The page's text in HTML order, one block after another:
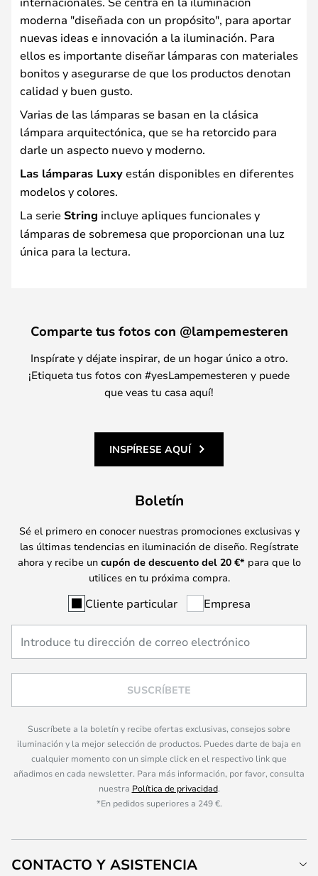
moderna "diseñada con un propósito", para aportar
nuevas ideas e innovación a la iluminación. Para
ellos es importante diseñar lámparas con materiales
bonitos y asegurarse de que los productos denotan
calidad y buen gusto.
Varias de las lámparas se basan en la clásica
lámpara arquitectónica, que se ha retorcido para
darle un aspecto nuevo y moderno.
Las lámparas Luxyestán disponibles en diferentes
modelos y colores.
La serie String incluye apliques funcionales y
lámparas de sobremesa que proporcionan una luz
única para la lectura.
Comparte tus fotos con @lampemesteren
Inspírate y déjate inspirar, de un hogar único a otro.
¡Etiqueta tus fotos con #yesLampemesteren y puede
que veas tu casa aquí!
INSPÍRESE AQUÍ
Boletín
Sé el primero en conocer nuestras promociones exclusivas y
las últimas tendencias en iluminación de diseño. Regístrate
ahora y recibe un cupón de descuento del 20 €* para que lo
utilices en tu próxima compra.
Cliente particular Empresa
SUSCRÍBETE
Suscríbete a la boletín y recibe ofertas exclusivas, consejos sobre
iluminación y la mejor selección de productos. Puedes darte de baja en
cualquier momento con un simple click en el respectivo link que
añadimos en cada newsletter. Para más información, por favor, consulta
nuestra Política de privacidad.
*En pedidos superiores a 249 €.
CONTACTO Y ASISTENCIA